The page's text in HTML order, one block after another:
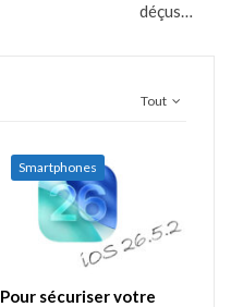
déçus…
Tout
Smartphones
Pour sécuriser votre